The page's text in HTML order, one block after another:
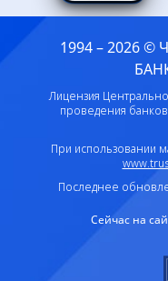
1994 – 2026
Лицензия
проведения
При использовании
Последнее
Сейчас на